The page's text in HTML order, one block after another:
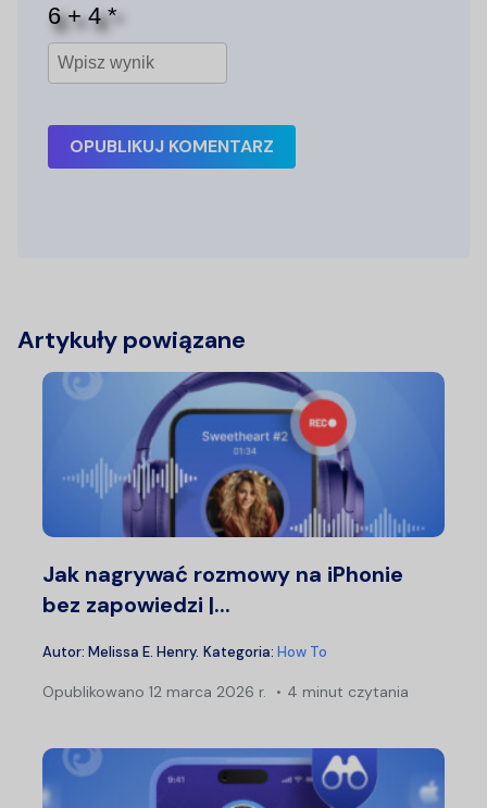
OPUBLIKUJ KOMENTARZ
Artykuły powiązane
Jak nagrywać rozmowy na iPhonie
bez zapowiedzi |...
Autor: Melissa E. Henry. Kategoria: How To
Opublikowano 12 marca 2026 r. 4 minut czytania